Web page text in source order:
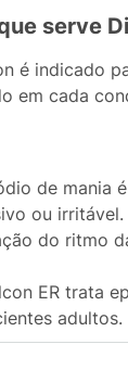
serve
é indicado
em cada
de mania
ou
do ritmo
ER trata
adultos.